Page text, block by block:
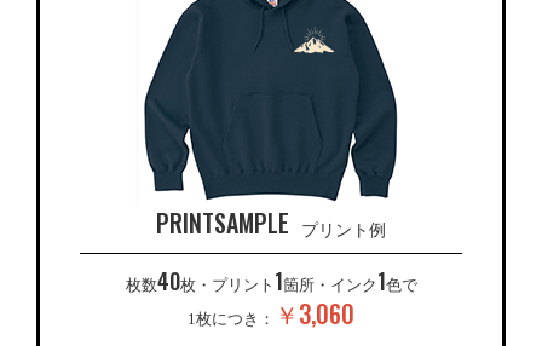
PRINTSAMPLE プリント例
枚数40枚・プリント 1箇所・インク 1色で
1枚につき：
￥3,060